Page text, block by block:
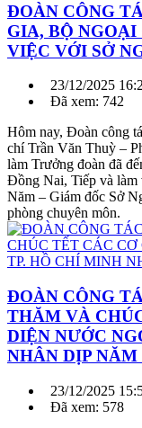
ĐOÀN CÔNG
GIA, BỘ
VIỆC VỚI SỞ
23/12/2025
Đã xem: 742
Hôm nay, Đoàn công
chí Trần Văn Thuỳ –
làm Trưởng đoàn đã
Đồng Nai, Tiếp và
Năm – Giám đốc Sở
phòng chuyên môn.
ĐOÀN CÔNG
THĂM VÀ
DIỆN NƯỚC
NHÂN DỊP NĂM
23/12/2025
Đã xem: 578